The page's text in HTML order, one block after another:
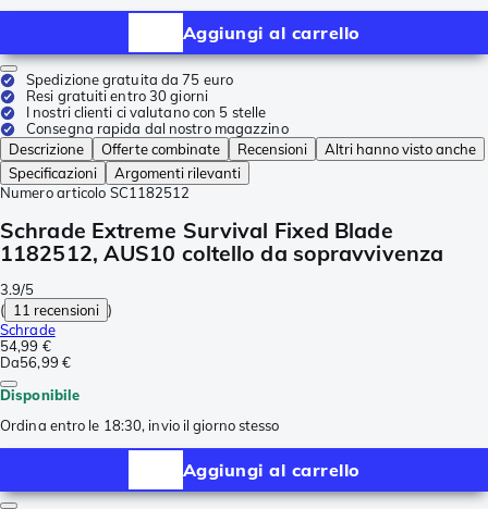
Aggiungi al carrello
Spedizione gratuita da 75 euro
Resi gratuiti entro 30 giorni
I nostri clienti ci valutano con 5 stelle
Consegna rapida dal nostro magazzino
Descrizione
Offerte combinate Recensioni
Altri hanno visto anche
Specificazioni
Argomenti rilevanti
Numero articolo SC1182512
Schrade Extreme Survival Fixed Blade
1182512, AUS10 coltello da sopravvivenza
3.9/5
( 11 recensioni )
Schrade
54,99 €
Da56,99 €
Disponibile
Ordina entro le 18:30, invio il giorno stesso
Aggiungi al carrello